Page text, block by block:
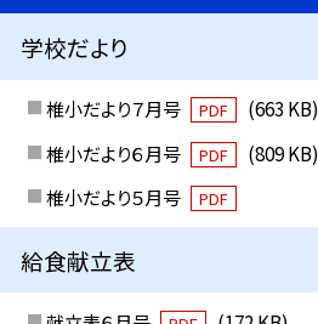
学校だより
椎小だより７月号 PDF
(663 KB)
椎小だより６月号
PDF
(809 KB)
椎小だより５月号
PDF
給食献立表